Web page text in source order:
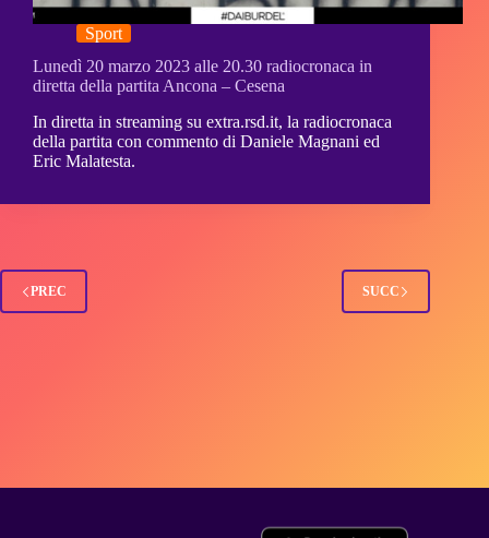
Sport
Lunedì 20 marzo 2023 alle 20.30 radiocronaca in
diretta della partita Ancona – Cesena
In diretta in streaming su extra.rsd.it, la radiocronaca
della partita con commento di Daniele Magnani ed
Eric Malatesta.
PREC SUCC